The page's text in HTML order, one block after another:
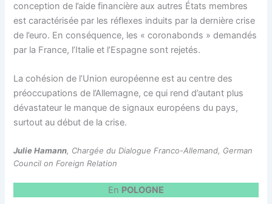
conception de l’aide financière aux autres États membres
est caractérisée par les réflexes induits par la dernière crise
de l’euro. En conséquence, les « coronabonds » demandés
par la France, l’Italie et l’Espagne sont rejetés.
La cohésion de l’Union européenne est au centre des
préoccupations de l’Allemagne, ce qui rend d’autant plus
dévastateur le manque de signaux européens du pays,
surtout au début de la crise.
Julie Hamann, Chargée du Dialogue Franco-Allemand, German
Council on Foreign Relation
En POLOGNE